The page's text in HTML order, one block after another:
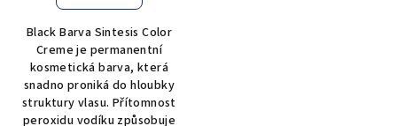
Black Barva Sintesis Color
Creme je permanentní
kosmetická barva, která
snadno proniká do hloubky
struktury vlasu. Přítomnost
peroxidu vodíku způsobuje